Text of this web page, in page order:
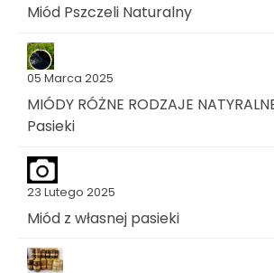
Miód Pszczeli Naturalny
05 Marca 2025
MIÓDY RÓŻNE RODZAJE
Pasieki
23 Lutego 2025
Miód z własnej pasieki